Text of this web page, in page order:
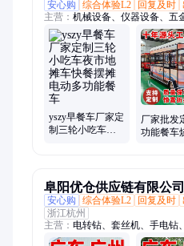
安心购
综合体验L2 回复及时
主营： 机械设备、仪器设备、五
安全检测仪、光纤熔接机、食品
割机、商用不锈钢煲仔炉、全自
装订机、led显示屏、高压试验
别墅电梯、酒店豪华行李车、食
喷布工业加湿器
yszy早餐车厂家定
制三轮小吃车夜
厂家批发
功能餐车
阜阳优仓供应链有限公司
安心购
综合体验L2 回复及时
浙江杭州
主营： 电转钻、套丝机、手电钻
刷电钻、电螺丝刀、电动工具